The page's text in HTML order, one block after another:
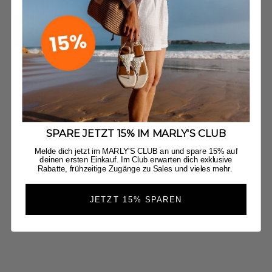
Jetzt Entdecken
SPARE JETZT 15% IM MARLY'S CLUB
Melde dich jetzt im MARLY'S CLUB an und spare 15% auf
deinen ersten Einkauf. Im Club erwarten dich exklusive
Rabatte, frühzeitige Zugänge zu Sales und vieles mehr.
JETZT 15% SPAREN